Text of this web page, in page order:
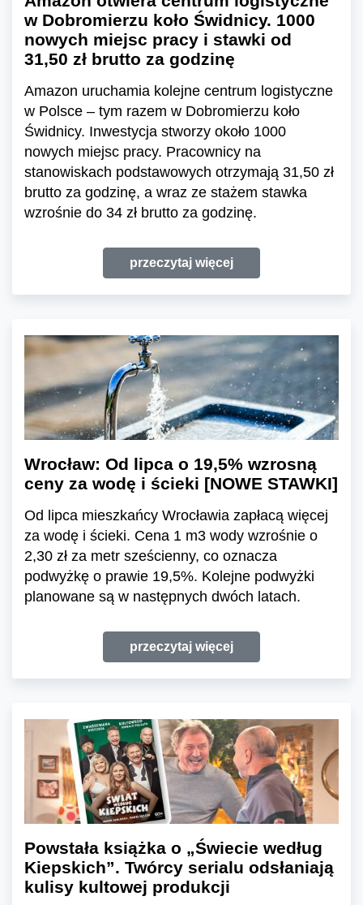
w Dobromierzu koło Świdnicy. 1000
nowych miejsc pracy i stawki od
31,50 zł brutto za godzinę
Amazon uruchamia kolejne centrum logistyczne
w Polsce – tym razem w Dobromierzu koło
Świdnicy. Inwestycja stworzy około 1000
nowych miejsc pracy. Pracownicy na
stanowiskach podstawowych otrzymają 31,50 zł
brutto za godzinę, a wraz ze stażem stawka
wzrośnie do 34 zł brutto za godzinę.
przeczytaj więcej
Wrocław: Od lipca o 19,5% wzrosną
ceny za wodę i ścieki [NOWE STAWKI]
Od lipca mieszkańcy Wrocławia zapłacą więcej
za wodę i ścieki. Cena 1 m3 wody wzrośnie o
2,30 zł za metr sześcienny, co oznacza
podwyżkę o prawie 19,5%. Kolejne podwyżki
planowane są w następnych dwóch latach.
przeczytaj więcej
Powstała książka o „Świecie według
Kiepskich”. Twórcy serialu odsłaniają
kulisy kultowej produkcji